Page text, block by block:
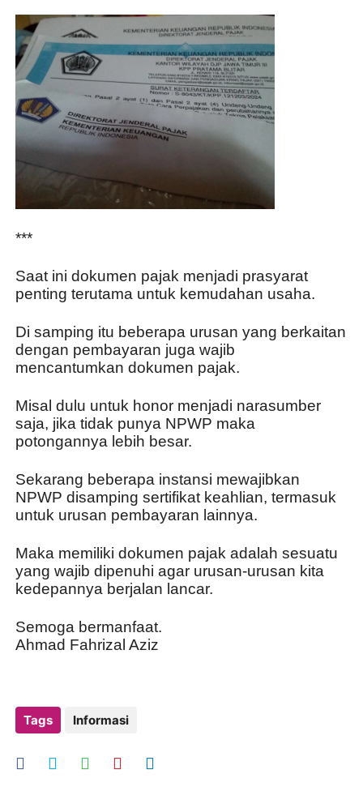
***
Saat ini dokumen pajak menjadi prasyarat
penting terutama untuk kemudahan usaha.
Di samping itu beberapa urusan yang berkaitan
dengan pembayaran juga wajib
mencantumkan dokumen pajak.
Misal dulu untuk honor menjadi narasumber
saja, jika tidak punya NPWP maka
potongannya lebih besar.
Sekarang beberapa instansi mewajibkan
NPWP disamping sertifikat keahlian, termasuk
untuk urusan pembayaran lainnya.
Maka memiliki dokumen pajak adalah sesuatu
yang wajib dipenuhi agar urusan-urusan kita
kedepannya berjalan lancar.
Semoga bermanfaat.
Ahmad Fahrizal Aziz
Tags Informasi